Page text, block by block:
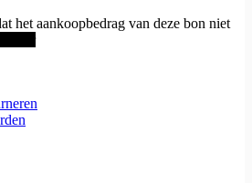
het aankoopbedrag van deze bon niet